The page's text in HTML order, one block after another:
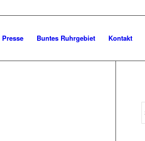
Presse Buntes Ruhrgebiet Kontakt